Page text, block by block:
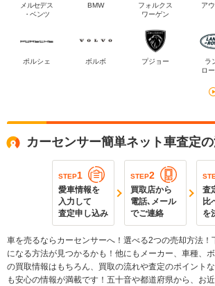
メルセデス
・ベンツ
BMW
フォルクス
ワーゲン
ア
ポルシェ ボルボ プジョー
ラ
ロ
カーセンサー簡単ネット車査定
STEP1
愛車情報を
入力して
査定申し込み
STEP2
買取店から
電話､メール
でご連絡
査
比
を
車を売るならカーセンサーへ！選べる2つの売却方法！
になる方法が見つかるかも！他にもメーカー、車種、
の買取情報はもちろん、買取の流れや査定のポイント
も安心の情報が満載です！五十音や都道府県から、お